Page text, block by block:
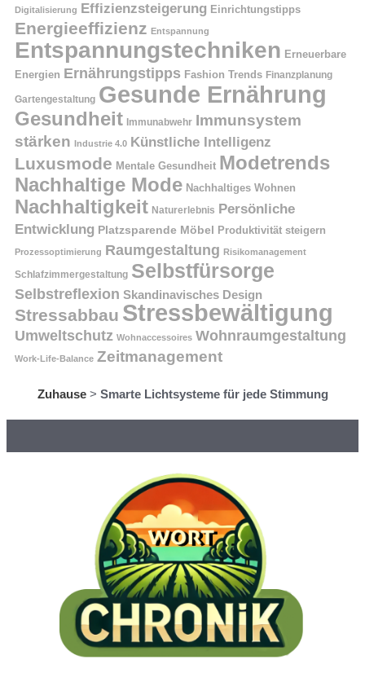
Digitalisierung Effizienzsteigerung Einrichtungstipps
Energieeffizienz Entspannung
Entspannungstechniken Erneuerbare
Energien Ernährungstipps Fashion Trends Finanzplanung
Gartengestaltung Gesunde Ernährung
Gesundheit Immunabwehr Immunsystem
stärken
Industrie 4.0 Künstliche Intelligenz
Luxusmode Mentale Gesundheit Modetrends
Nachhaltige Mode Nachhaltiges Wohnen
Nachhaltigkeit Naturerlebnis Persönliche
Entwicklung Platzsparende Möbel Produktivität steigern
Prozessoptimierung Raumgestaltung Risikomanagement
Schlafzimmergestaltung Selbstfürsorge
Selbstreflexion Skandinavisches Design
Stressabbau Stressbewältigung
Umweltschutz Wohnaccessoires Wohnraumgestaltung
Work-Life-Balance Zeitmanagement
Zuhause> Smarte Lichtsysteme für jede Stimmung